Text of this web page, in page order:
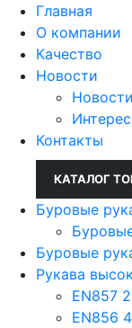
Главная
О компании
Качество
Новости
Контакты
КАТАЛОГ
Буровые
Буровые
Рукава
EN857
EN856